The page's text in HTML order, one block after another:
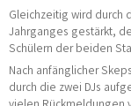
Gleichzeitig wird durch
Jahrganges gestärkt,
Schülern der beiden
Nach anfänglicher
durch die zwei DJs